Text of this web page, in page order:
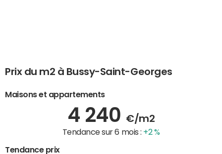
Prix du m2 à Bussy-Saint-Georges
Maisons et appartements
4 240 €/m2
Tendance sur 6 mois : +2 %
Tendance prix